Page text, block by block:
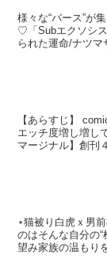
様々な“バース”が
♡「Subエクソシ
られた運命/ナツマ
「おかえり、私の
【あらすじ】
エッチ度増し増し
マージナル】創刊
⋆猫被り白虎ｘ男
のはそんな自分の
望み家族の温もり